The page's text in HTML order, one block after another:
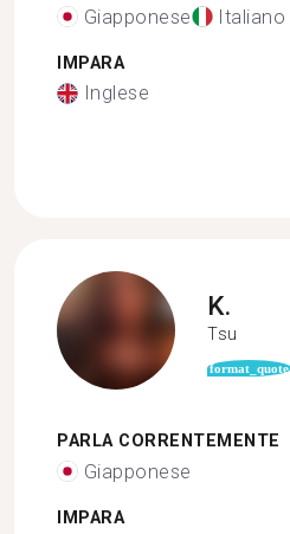
Giapponese Italiano
IMPARA
Inglese
K.
Tsu
format_quote
PARLA CORRENTEMENTE
Giapponese
IMPARA